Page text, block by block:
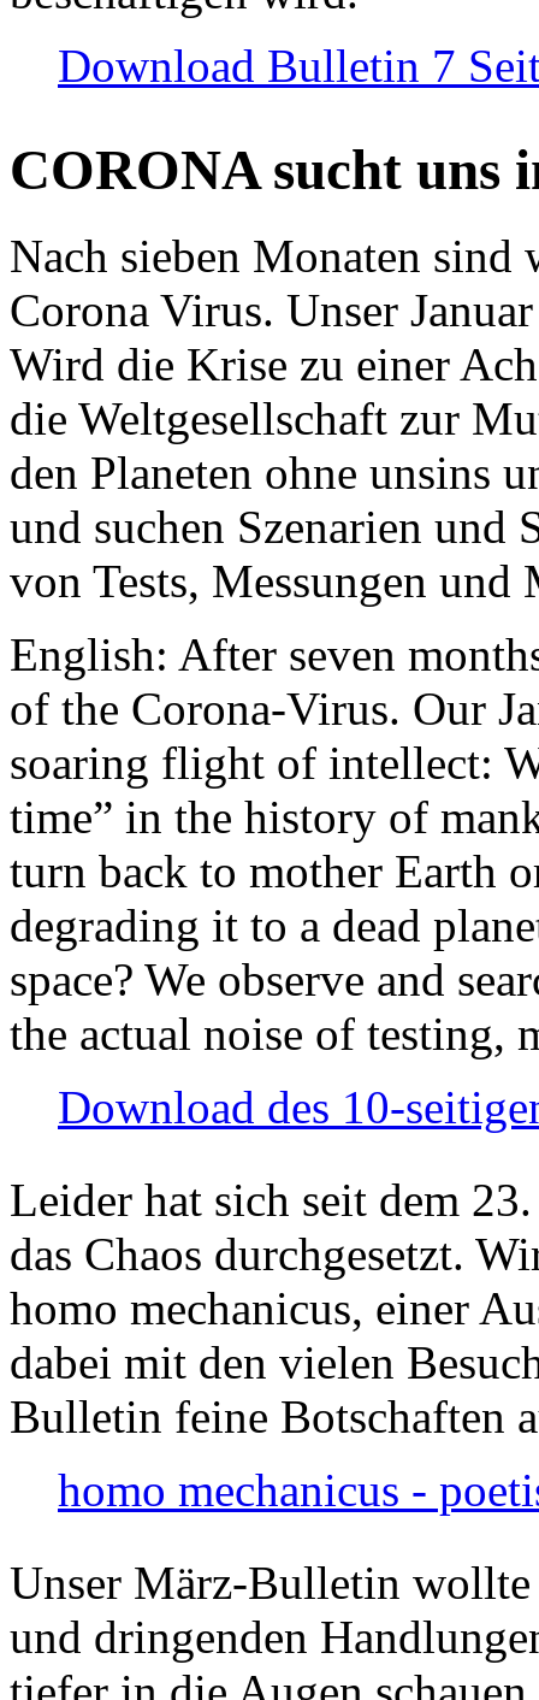
Download Bulletin 7
CORONA sucht uns
Nach sieben Monaten
Corona Virus. Unser
Wird die Krise zu einer
die Weltgesellschaft zur
den Planeten ohne unsins
und suchen Szenarien und
von Tests, Messungen und
English: After seven
of the Corona-Virus. Our
soaring flight of intellect:
time” in the history of
turn back to mother Earth
degrading it to a dead
space? We observe and
the actual noise of testing,
Download des 10-
Leider hat sich seit dem
das Chaos durchgesetzt.
homo mechanicus, einer
dabei mit den vielen
Bulletin feine Botschaften
homo mechanicus -
Unser März-Bulletin
und dringenden